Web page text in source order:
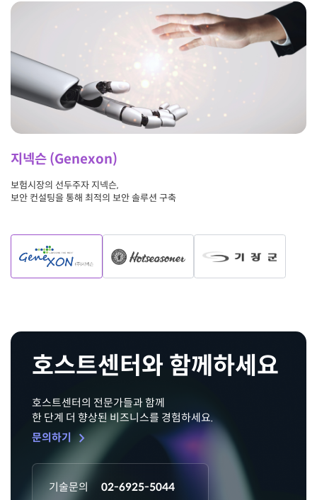
지넥슨 (Genexon)
보험시장의 선두주자 지넥슨,
보안 컨설팅을 통해 최적의 보안 솔루션 구축
호스트센터와 함께하세요
호스트센터의 전문가들과 함께
한 단계 더 향상된 비즈니스를 경험하세요.
문의하기 chevron_right
기술문의 02-6925-5044